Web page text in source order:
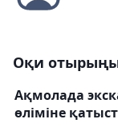
Оқи
Ақмолада
өліміне